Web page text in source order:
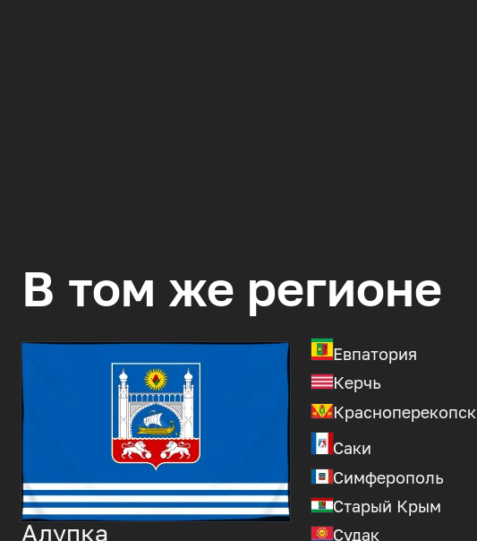
В том же регионе
Алупка
Евпатория
Керчь
Красноперекопск
Саки
Симферополь
Старый Крым
Судак